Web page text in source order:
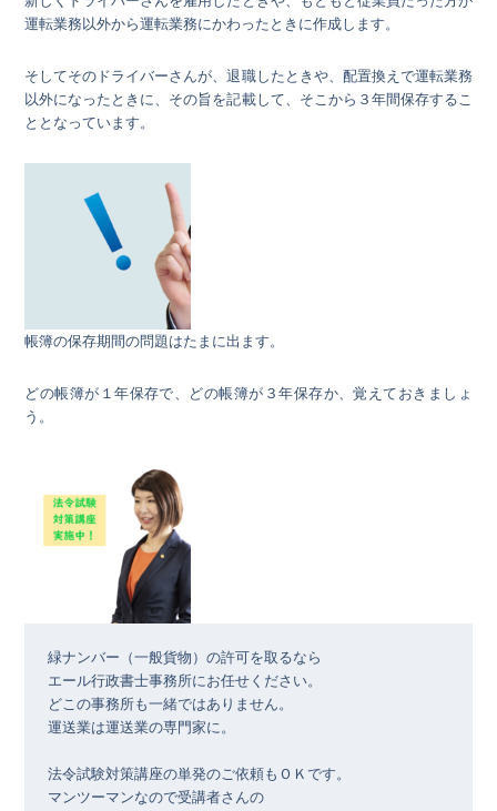
運転業務以外から運転業務にかわったときに作成します。
そしてそのドライバーさんが、退職したときや、配置換えで運転業務
以外になったときに、その旨を記載して、そこから３年間保存するこ
ととなっています。
帳簿の保存期間の問題はたまに出ます。
どの帳簿が１年保存で、どの帳簿が３年保存か、覚えておきましょ
う。
緑ナンバー（一般貨物）の許可を取るなら
エール行政書士事務所にお任せください。
どこの事務所も一緒ではありません。
運送業は運送業の専門家に。
法令試験対策講座の単発のご依頼もＯＫです。
マンツーマンなので受講者さんの